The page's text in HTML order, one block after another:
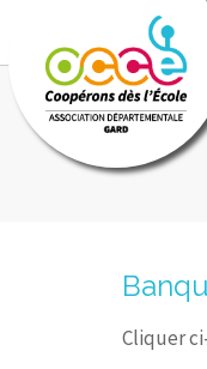
L'OCCE 30
Cliquer